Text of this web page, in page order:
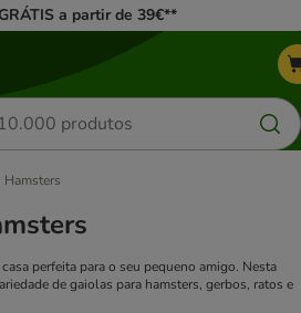
a partir de 39€**
Hamsters
perfeita para o seu pequeno amigo. Nesta
de gaiolas para hamsters, gerbos, ratos e